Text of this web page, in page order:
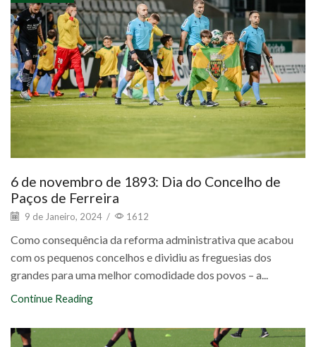
6 de novembro de 1893: Dia do Concelho de
Paços de Ferreira
9 de Janeiro, 2024 / 1612
Como consequência da reforma administrativa que acabou
com os pequenos concelhos e dividiu as freguesias dos
grandes para uma melhor comodidade dos povos – a...
Continue Reading